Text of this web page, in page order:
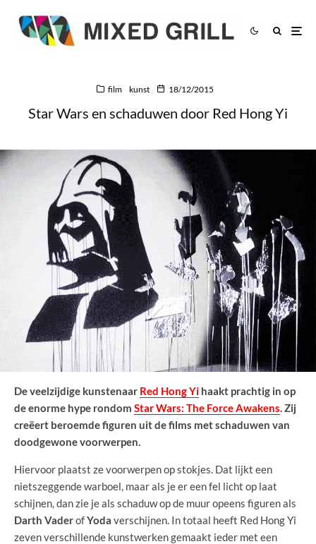
film kunst 18/12/2015
Star Wars en schaduwen door Red Hong Yi
De veelzijdige kunstenaar Red Hong Yi haakt prachtig in op
de enorme hype rondom Star Wars: The Force Awakens . Zij
creëert beroemde figuren uit de films met schaduwen van
doodgewone voorwerpen.
Hiervoor plaatst ze voorwerpen op stokjes. Dat lijkt een
nietszeggende warboel, maar als je er een fel licht op laat
schijnen, dan zie je als schaduw op de muur opeens figuren als
Darth VaderofYoda verschijnen. In totaal heeft Red Hong Yi
zeven verschillende kunstwerken gemaakt ieder met een